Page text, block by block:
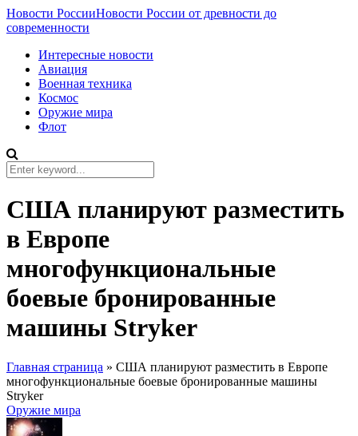
Новости РоссииНовости России от древности до
современности
Интересные новости
Авиация
Военная техника
Космос
Оружие мира
Флот
США планируют разместить
в Европе
многофункциональные
боевые бронированные
машины Stryker
Главная страница » США планируют разместить в Европе
многофункциональные боевые бронированные машины
Stryker
Оружие мира